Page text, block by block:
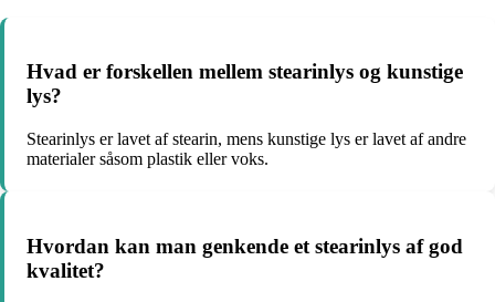
Hvad er forskellen mellem stearinlys og kunstige
lys?
Stearinlys er lavet af stearin, mens kunstige lys er lavet af andre
materialer såsom plastik eller voks.
Hvordan kan man genkende et stearinlys af god
kvalitet?